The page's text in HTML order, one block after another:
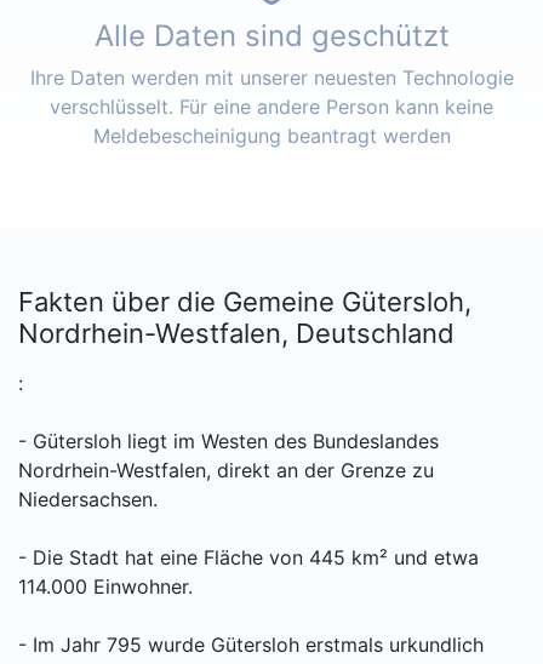
Alle Daten sind geschützt
Ihre Daten werden mit unserer neuesten Technologie
verschlüsselt. Für eine andere Person kann keine
Meldebescheinigung beantragt werden
Fakten über die Gemeine Gütersloh,
Nordrhein-Westfalen, Deutschland
:
- Gütersloh liegt im Westen des Bundeslandes
Nordrhein-Westfalen, direkt an der Grenze zu
Niedersachsen.
- Die Stadt hat eine Fläche von 445 km² und etwa
114.000 Einwohner.
- Im Jahr 795 wurde Gütersloh erstmals urkundlich